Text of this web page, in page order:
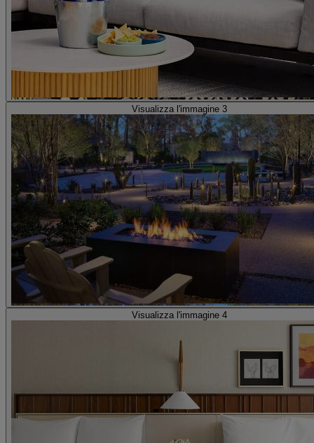
Visualizza l'immagine 3
Visualizza l'immagine 4